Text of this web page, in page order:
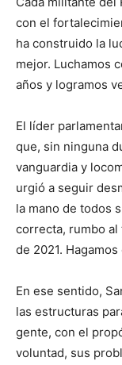
con el
ha construido la
mejor. Luchamos
años y logramos
El líder
que, sin ninguna
vanguardia y
urgió a seguir
la mano de todos
correcta, rumbo
de 2021.
En ese sentido,
las estructuras
gente, con el
voluntad, sus